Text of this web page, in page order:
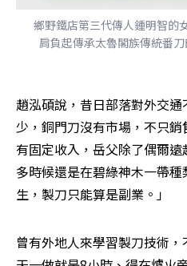
鄉野鐵店第三代傳人鍾明智的
肩負起傳承太魯閣族傳統番刀
趙泓碩說，昔日部落對外交
少，銅門刀沒有市場，不只
有固定收入，岳父除了偶爾
多時候還是在碧綠神木一帶
生，製刀只能算是副業。」
曾有外地人來學習製刀技術